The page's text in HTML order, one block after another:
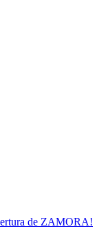
de ZAMORA!